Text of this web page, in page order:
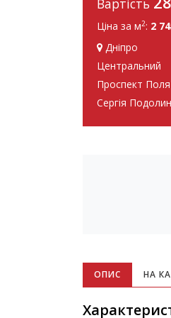
Вартість
Ціна за м2: 2
Дніпро
Центральний
Проспект Поля
Сергія
ОПИС НА